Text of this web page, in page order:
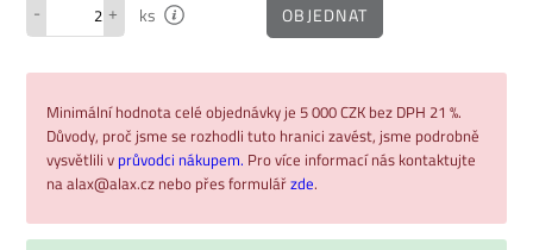
- + ks OBJEDNAT
Minimální hodnota celé objednávky je 5 000 CZK bez DPH 21 %.
Důvody, proč jsme se rozhodli tuto hranici zavést, jsme podrobně
vysvětlili v průvodci nákupem. Pro více informací nás kontaktujte
na alax@alax.cz nebo přes formulářzde.